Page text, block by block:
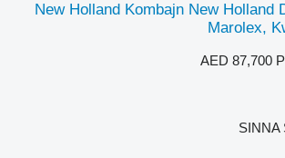
New Holland Kombajn New Holland
Marolex,
AED 87,700
SINNA